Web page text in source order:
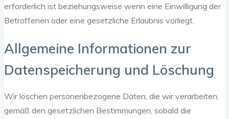
erforderlich ist beziehungsweise wenn eine Einwilligung der
Betroffenen oder eine gesetzliche Erlaubnis vorliegt.
Allgemeine Informationen zur
Datenspeicherung und Löschung
Wir löschen personenbezogene Daten, die wir verarbeiten,
gemäß den gesetzlichen Bestimmungen, sobald die